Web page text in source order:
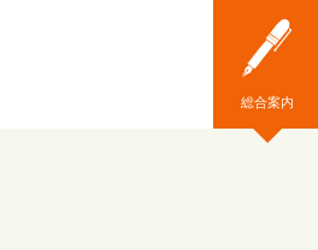
総合案内